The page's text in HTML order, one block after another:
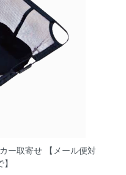
ー取寄せ 【メール便対